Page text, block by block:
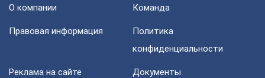
О компании Команда
Правовая информация
Политика
конфиденциальности
Реклама на сайте Документы